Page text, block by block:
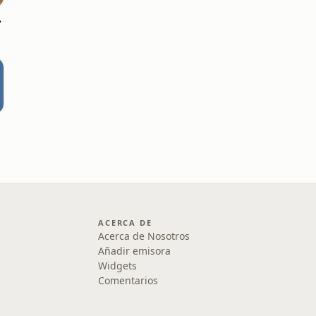
ACERCA DE
Acerca de Nosotros
Añadir emisora
Widgets
Comentarios